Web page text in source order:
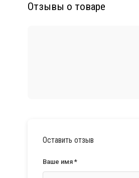
Отзывы о товаре
Оставить отзыв
Ваше имя *